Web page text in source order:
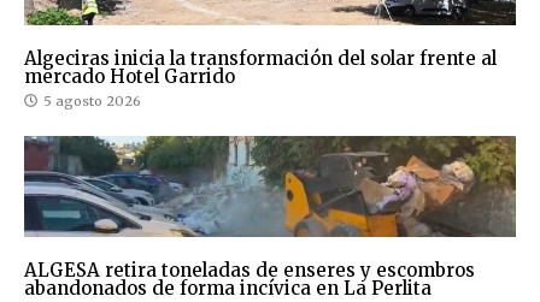
Algeciras inicia la transformación del solar frente al
mercado Hotel Garrido
5 agosto 2026
ALGESA retira toneladas de enseres y escombros
abandonados de forma incívica en La Perlita